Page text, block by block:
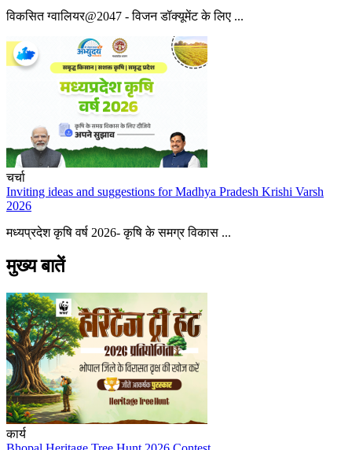
विकसित ग्वालियर@2047 - विजन डॉक्यूमेंट के लिए ...
चर्चा
Inviting ideas and suggestions for Madhya Pradesh Krishi Varsh
2026
मध्यप्रदेश कृषि वर्ष 2026- कृषि के समग्र विकास ...
मुख्य बातें
कार्य